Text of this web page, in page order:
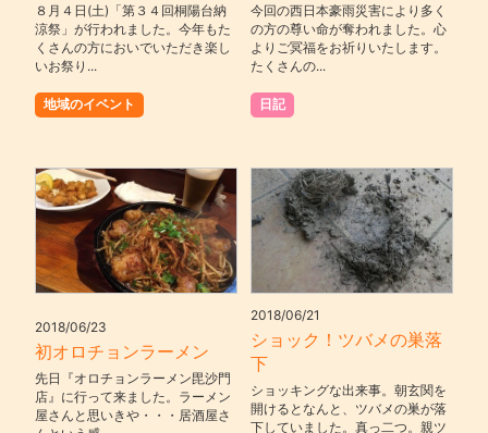
８月４日(土)「第３４回桐陽台納
涼祭」が行われました。今年もた
くさんの方においでいただき楽し
いお祭り...
地域のイベント
今回の西日本豪雨災害により多く
の方の尊い命が奪われました。心
よりご冥福をお祈りいたします。
たくさんの...
日記
2018/06/23
初オロチョンラーメン
先日『オロチョンラーメン毘沙門
店』に行って来ました。ラーメン
屋さんと思いきや・・・居酒屋さ
2018/06/21
ショック！ツバメの巣落
下
ショッキングな出来事。朝玄関を
開けるとなんと、ツバメの巣が落
下していました。真っ二つ。親ツ